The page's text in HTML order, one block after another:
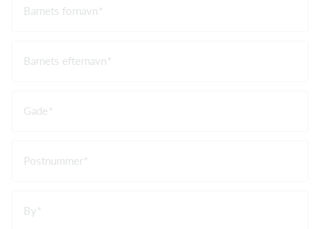
Barnets fornavn
Barnets efternavn
Gade
Postnummer
By